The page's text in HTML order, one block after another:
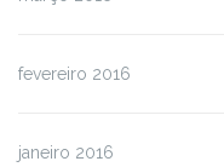
fevereiro 2016
janeiro 2016